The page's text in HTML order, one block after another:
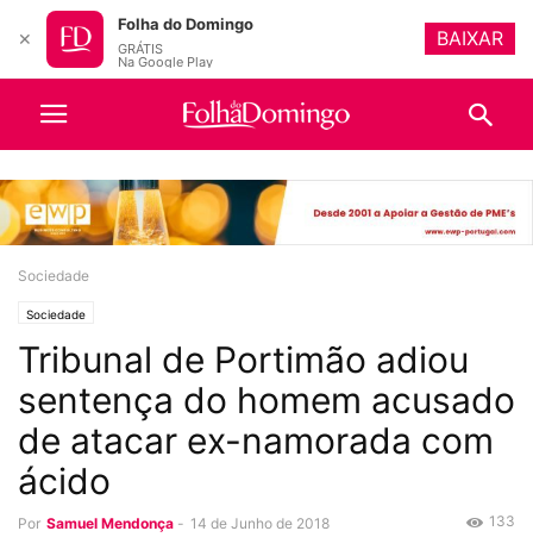
Sociedade
Sociedade
Tribunal de Portimão adiou
sentença do homem acusado
de atacar ex-namorada com
ácido
Por Samuel Mendonça - 14 de Junho de 2018 133
✕
Folha do Domingo
GRÁTIS
Na Google Play
BAIXAR